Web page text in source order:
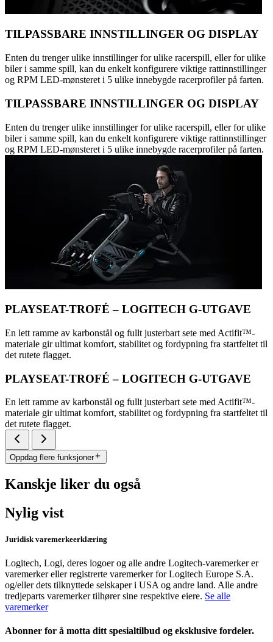
TILPASSBARE INNSTILLINGER OG DISPLAY
Enten du trenger ulike innstillinger for ulike racerspill, eller for ulike
biler i samme spill, kan du enkelt konfigurere viktige rattinnstillinger
og RPM LED-mønsteret i 5 ulike innebygde racerprofiler på farten.
TILPASSBARE INNSTILLINGER OG DISPLAY
Enten du trenger ulike innstillinger for ulike racerspill, eller for ulike
biler i samme spill, kan du enkelt konfigurere viktige rattinnstillinger
og RPM LED-mønsteret i 5 ulike innebygde racerprofiler på farten.
PLAYSEAT-TROFÉ – LOGITECH G-UTGAVE
En lett ramme av karbonstål og fullt justerbart sete med Actifit™️-
materiale gir ultimat komfort, stabilitet og fordypning fra startfeltet til
det rutete flagget.
PLAYSEAT-TROFÉ – LOGITECH G-UTGAVE
En lett ramme av karbonstål og fullt justerbart sete med Actifit™️-
materiale gir ultimat komfort, stabilitet og fordypning fra startfeltet til
det rutete flagget.
Oppdag flere funksjoner
Kanskje liker du også
Nylig vist
Juridisk varemerkeerklæring
Logitech, Logi, deres logoer og alle andre Logitech-varemerker er
varemerker eller registrerte varemerker for Logitech Europe S.A.
og/eller dets tilknyttede selskaper i USA og andre land. Alle andre
tredjeparts varemerker tilhører sine respektive eiere. Se alle
varemerker
Abonner for å motta ditt spesialtilbud og eksklusive fordeler.